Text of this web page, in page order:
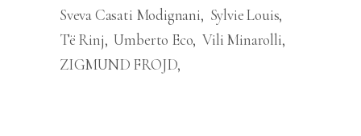
Sveva Casati Modignani
Sylvie Louis
Të Rinj Umberto Eco Vili Minarolli
ZIGMUND FROJD